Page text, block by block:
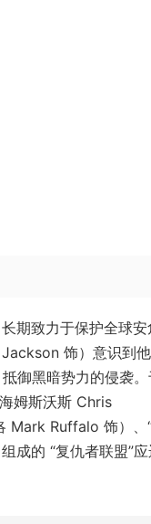
期致力于保护全球安
Jackson 饰）意识到
御黑暗势力的侵袭
姆斯沃斯 Chris
Mark Ruffalo 饰）、
成的 “复仇者联盟”